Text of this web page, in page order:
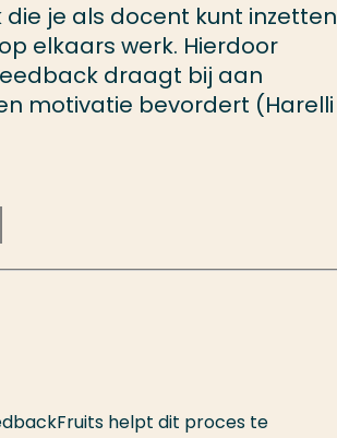
je als docent kunt inzetten
elkaars werk. Hierdoor
draagt bij aan
motivatie bevordert (Harelli
helpt dit proces te